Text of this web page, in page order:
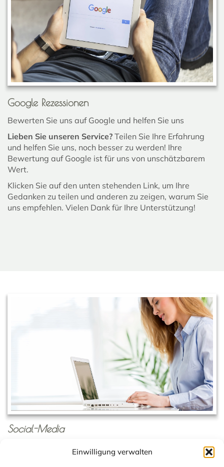
Einwilligung verwalten
Google Rezessionen
Bewerten Sie uns auf Google und helfen Sie uns
Lieben Sie unseren Service? Teilen Sie Ihre Erfahrung
und helfen Sie uns, noch besser zu werden! Ihre
Bewertung auf Google ist für uns von unschätzbarem
Wert.
Klicken Sie auf den unten stehenden Link, um Ihre
Gedanken zu teilen und anderen zu zeigen, warum Sie
uns empfehlen. Vielen Dank für Ihre Unterstützung!
Social-Media
Besuchen Sie unsere Sozialen Medien wie Facebook und